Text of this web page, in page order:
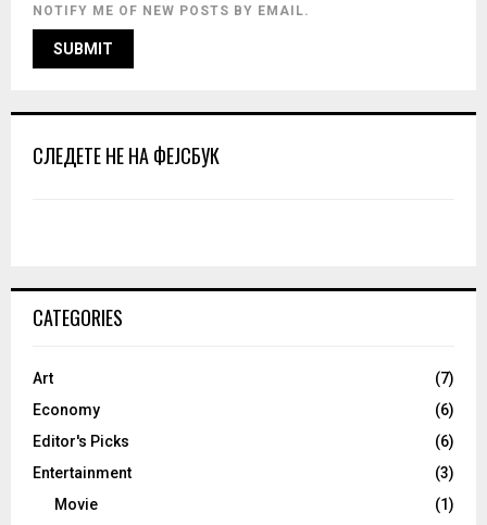
NOTIFY ME OF NEW POSTS BY EMAIL.
СЛЕДЕТЕ НЕ НА ФЕЈСБУК
CATEGORIES
Art
(7)
Economy
(6)
Editor's Picks
(6)
Entertainment
(3)
Movie
(1)